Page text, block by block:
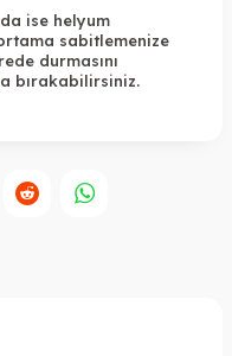
ise helyum
sabitlemenize
durmasını
bırakabilirsiniz.